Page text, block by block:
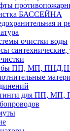
БАССЕЙНА
и
очистки воды
сантехнические,
ПП, МП,
для ПП, МП,